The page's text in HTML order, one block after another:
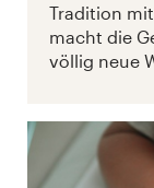
Tradition
macht die
völlig neue